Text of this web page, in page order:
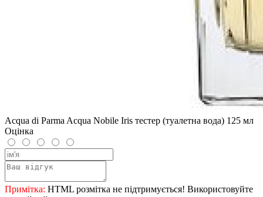
Acqua di Parma Acqua Nobile Iris тестер (туалетна вода) 125 мл
Оцінка
Примітка: HTML розмітка не підтримується! Використовуйте